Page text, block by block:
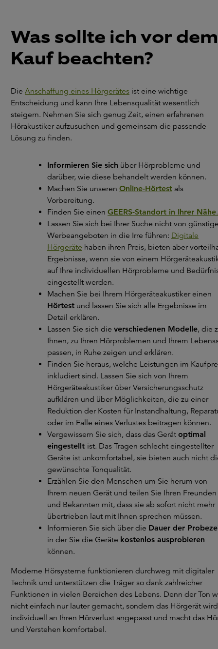
Was sollte ich vor dem
Kauf beachten?
Die Anschaffung eines Hörgerätes ist eine wichtige
Entscheidung und kann Ihre Lebensqualität wesentlich
steigern. Nehmen Sie sich genug Zeit, einen erfahrenen
Hörakustiker aufzusuchen und gemeinsam die passende
Lösung zu finden.
Informieren Sie sich über Hörprobleme und
darüber, wie diese behandelt werden können.
Machen Sie unseren Online-Hörtest als
Vorbereitung.
Finden Sie einen GEERS-Standort in Ihrer Nähe.
Lassen Sie sich bei Ihrer Suche nicht von
Werbeangeboten in die Irre führen: Digitale
Hörgeräte haben ihren Preis, bieten aber
Ergebnisse, wenn sie von einem
auf Ihre individuellen Hörprobleme und
eingestellt werden.
Machen Sie bei Ihrem Hörgeräteakustiker einen
Hörtest und lassen Sie sich alle Ergebnisse im
Detail erklären.
Lassen Sie sich die verschiedenen Modelle, die
Ihnen, zu Ihren Hörproblemen und Ihrem
passen, in Ruhe zeigen und erklären.
Finden Sie heraus, welche Leistungen im
inkludiert sind. Lassen Sie sich von Ihrem
Hörgeräteakustiker über Versicherungsschutz
aufklären und über Möglichkeiten, die zu einer
Reduktion der Kosten für Instandhaltung,
oder im Falle eines Verlustes beitragen können.
Vergewissern Sie sich, dass das Gerät optimal
eingestellt ist. Das Tragen schlecht eingestellter
Geräte ist unkomfortabel, sie bieten auch nicht
gewünschte Tonqualität.
Erzählen Sie den Menschen um Sie herum von
Ihrem neuen Gerät und teilen Sie Ihren Freunden
und Bekannten mit, dass sie ab sofort nicht mehr
übertrieben laut mit Ihnen sprechen müssen.
Informieren Sie sich über die Dauer der
in der Sie die Geräte kostenlos ausprobieren
können.
Moderne Hörsysteme funktionieren durchweg mit digitaler
Technik und unterstützen die Träger so dank zahlreicher
Funktionen in vielen Bereichen des Lebens. Denn der Ton
nicht einfach nur lauter gemacht, sondern das Hörgerät wird
individuell an Ihren Hörverlust angepasst und macht das
und Verstehen komfortabel.